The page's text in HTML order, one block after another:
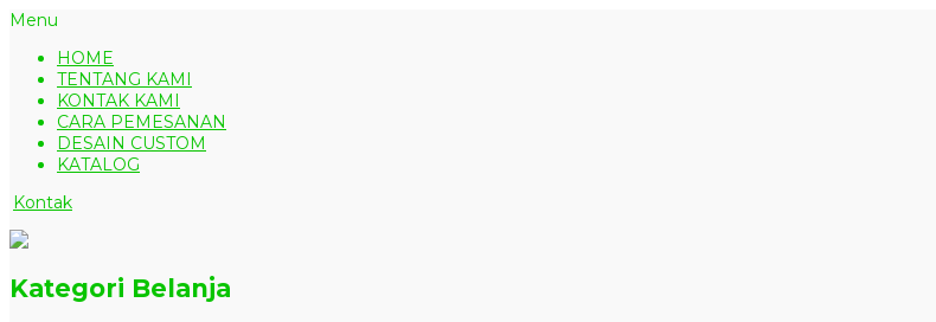
Menu
HOME
TENTANG KAMI
KONTAK KAMI
CARA PEMESANAN
DESAIN CUSTOM
KATALOG
Kontak
Kategori Belanja